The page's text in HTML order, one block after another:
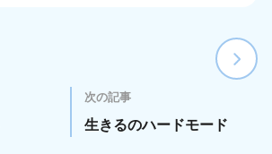
次の記事
生きるのハードモード